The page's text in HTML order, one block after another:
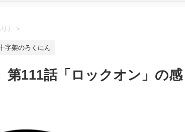
） >
字架のろくにん
第111話「ロックオン」の感